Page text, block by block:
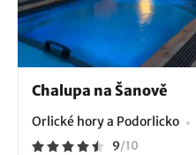
Chalupa na Šanově
Orlické hory a Podorlicko
9/10